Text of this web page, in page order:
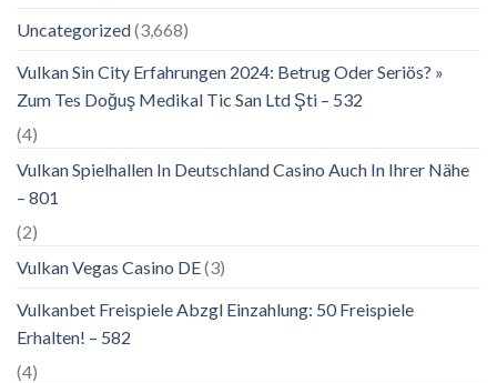
Uncategorized(3,668)
Vulkan Sin City Erfahrungen 2024: Betrug Oder Seriös? »
Zum Tes Doğuş Medikal Tic San Ltd Şti – 532
(4)
Vulkan Spielhallen In Deutschland Casino Auch In Ihrer Nähe
– 801
(2)
Vulkan Vegas Casino DE(3)
Vulkanbet Freispiele Abzgl Einzahlung: 50 Freispiele
Erhalten! – 582
(4)